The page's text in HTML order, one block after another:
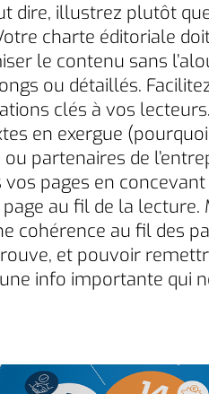
dire, illustrez plutôt
charte éditoriale
le contenu sans
ou détaillés.
clés à vos
en exergue
partenaires de
pages en concevant
au fil de la lecture.
cohérence au fil des
et pouvoir
info importante qui